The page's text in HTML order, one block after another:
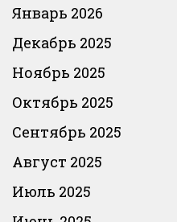
Январь 2026
Декабрь 2025
Ноябрь 2025
Октябрь 2025
Сентябрь 2025
Август 2025
Июль 2025